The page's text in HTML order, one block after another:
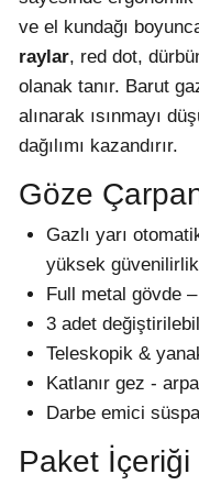
ve el kundağı
raylar, red dot,
olanak tanır. Barut
alınarak ısınmayı
dağılımı kazandırır.
Göze
Gazlı yarı
yüksek güvenilirlik
Full metal gövde
3 adet
Teleskopik &
Katlanır gez -
Darbe emici
Paket İçeriği